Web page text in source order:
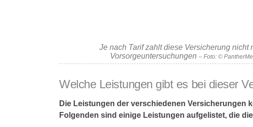
Je nach Tarif zahlt diese Versicherung nicht
Vorsorgeuntersuchungen – Foto: ©
Welche Leistungen gibt es bei dieser
Die Leistungen der verschiedenen Versicherungen
Folgenden sind einige Leistungen aufgelistet, die